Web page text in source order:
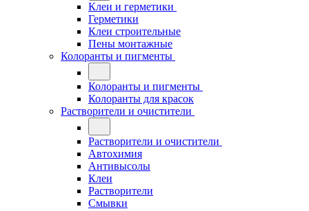
Клеи и герметики
Герметики
Клеи строительные
Пены монтажные
Колоранты и пигменты
Колоранты и пигменты
Колоранты для красок
Растворители и очистители
Растворители и очистители
Автохимия
Антивысолы
Клеи
Растворители
Смывки